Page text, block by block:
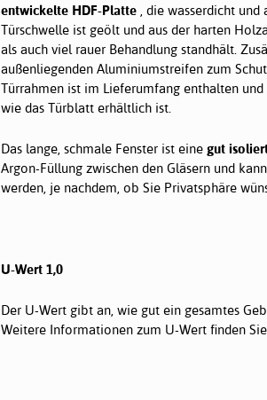
entwickelte HDF-Platte , die wasserdicht
Türschwelle ist geölt und aus der harten
als auch viel rauer Behandlung standhält.
außenliegenden Aluminiumstreifen zum
Türrahmen ist im Lieferumfang enthalten
wie das Türblatt erhältlich ist.
Das lange, schmale Fenster ist eine gut
Argon-Füllung zwischen den Gläsern und
werden, je nachdem, ob Sie Privatsphäre
U-Wert 1,0
Der U-Wert gibt an, wie gut ein gesamtes
Weitere Informationen zum U-Wert finden